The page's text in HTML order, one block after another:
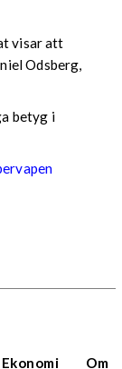
visar att
Odsberg,
betyg i
Ekonomi Om